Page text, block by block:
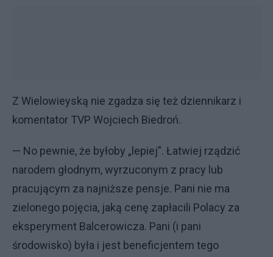
Z Wielowieyską nie zgadza się też dziennikarz i
komentator TVP Wojciech Biedroń.
— No pewnie, że byłoby „lepiej”. Łatwiej rządzić
narodem głodnym, wyrzuconym z pracy lub
pracującym za najniższe pensje. Pani nie ma
zielonego pojęcia, jaką cenę zapłacili Polacy za
eksperyment Balcerowicza. Pani (i pani
środowisko) była i jest beneficjentem tego